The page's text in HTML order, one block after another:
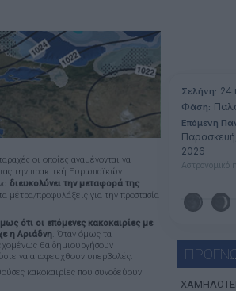
οι οποίες αναμένονται να
την πρακτική Ευρωπαϊκών
διευκολύνει την μεταφορά της
μέτρα/προφυλάξεις για την προστασία
ότι οι επόμενες κακοκαιρίες με
η Αριάδνη. Όταν όμως τα
θα δημιουργήσουν
να αποφευχθούν υπερβολές.
κακοκαιρίες που συνοδεύουν
Σελήνη: 24
Φάση:
Επόμενη
2026
Αστρονομικό